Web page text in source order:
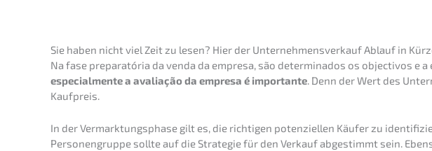
Sie haben nicht viel Zeit zu lesen? Hier der Unter­nehmens­verkauf Ablauf in
Na fase prepa­ra­tória da venda da empre­sa, são deter­mi­na­dos os objec­tivos e
especial­men­te a avalia­ção da empre­sa é importan­te . Denn der Wert des
Kaufpreis.
In der Vermark­tungs­pha­se gilt es, die richti­gen poten­zi­el­len Käufer zu
Perso­nen­grup­pe sollte auf die Strate­gie für den Verkauf abgestimmt sein.